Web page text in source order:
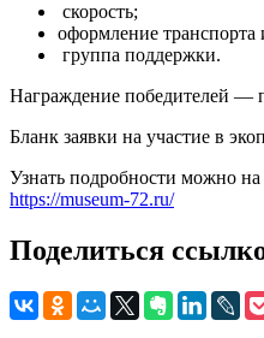
скорость;
оформление транспорта
группа поддержки.
Награждение победителей —
Бланк заявки на участие в
Узнать подробности можно на
https://museum-72.ru/
Поделиться